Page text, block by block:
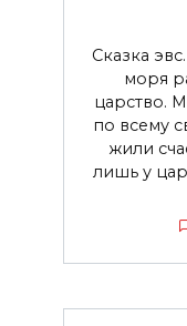
Сказка
моря
царство.
по всему
жили
лишь у